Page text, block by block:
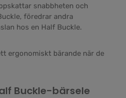
snabbheten och
föredrar andra
hos en Half Buckle.
ergonomiskt bärande när de
Buckle-bärsele